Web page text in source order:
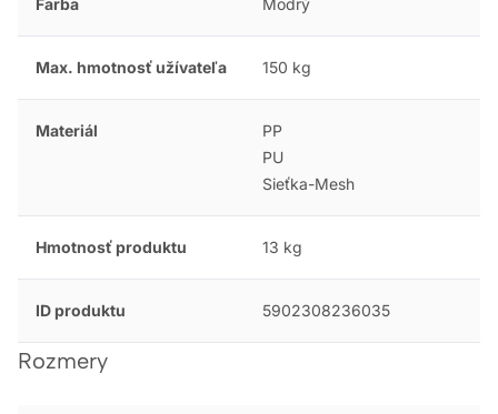
Max. hmotnosť užívateľa 150 kg
Materiál
PP
PU
Sieťka-Mesh
Hmotnosť produktu 13 kg
ID produktu 5902308236035
Rozmery